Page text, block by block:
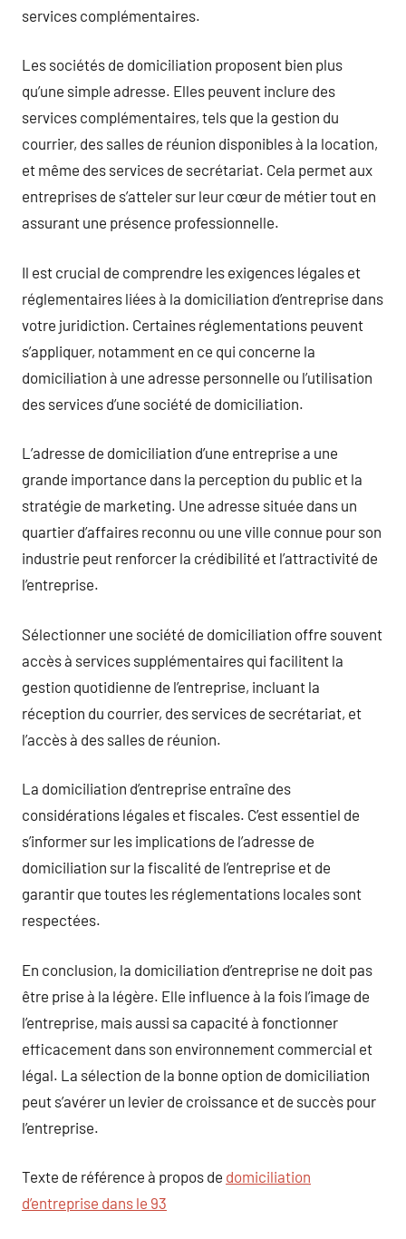
services complémentaires.
Les sociétés de domiciliation proposent bien plus
qu’une simple adresse. Elles peuvent inclure des
services complémentaires, tels que la gestion du
courrier, des salles de réunion disponibles à la location,
et même des services de secrétariat. Cela permet aux
entreprises de s’atteler sur leur cœur de métier tout en
assurant une présence professionnelle.
Il est crucial de comprendre les exigences légales et
réglementaires liées à la domiciliation d’entreprise dans
votre juridiction. Certaines réglementations peuvent
s’appliquer, notamment en ce qui concerne la
domiciliation à une adresse personnelle ou l’utilisation
des services d’une société de domiciliation.
L’adresse de domiciliation d’une entreprise a une
grande importance dans la perception du public et la
stratégie de marketing. Une adresse située dans un
quartier d’affaires reconnu ou une ville connue pour son
industrie peut renforcer la crédibilité et l’attractivité de
l’entreprise.
Sélectionner une société de domiciliation offre souvent
accès à services supplémentaires qui facilitent la
gestion quotidienne de l’entreprise, incluant la
réception du courrier, des services de secrétariat, et
l’accès à des salles de réunion.
La domiciliation d’entreprise entraîne des
considérations légales et fiscales. C’est essentiel de
s’informer sur les implications de l’adresse de
domiciliation sur la fiscalité de l’entreprise et de
garantir que toutes les réglementations locales sont
respectées.
En conclusion, la domiciliation d’entreprise ne doit pas
être prise à la légère. Elle influence à la fois l’image de
l’entreprise, mais aussi sa capacité à fonctionner
efficacement dans son environnement commercial et
légal. La sélection de la bonne option de domiciliation
peut s’avérer un levier de croissance et de succès pour
l’entreprise.
Texte de référence à propos de domiciliation
d’entreprise dans le 93